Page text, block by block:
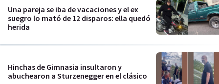
Una pareja se iba de vacaciones y el ex
suegro lo mató de 12 disparos: ella quedó
herida
Hinchas de Gimnasia insultaron y
abuchearon a Sturzenegger en el clásico